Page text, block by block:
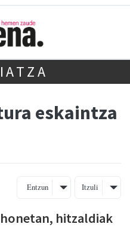
eskaintza
Entzun Itzuli
hitzaldiak